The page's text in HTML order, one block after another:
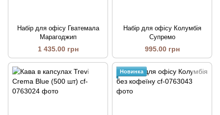
Набір для офісу Гватемала
Марагоджип
1 435.00 грн
Набір для офісу Колумбія
Супремо
995.00 грн
Новинка